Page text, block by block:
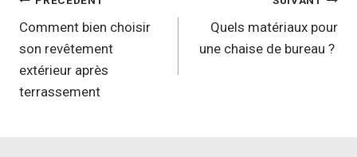
de
l’article
Comment bien choisir
son revêtement
extérieur après
terrassement
Quels matériaux pour
une chaise de bureau ?